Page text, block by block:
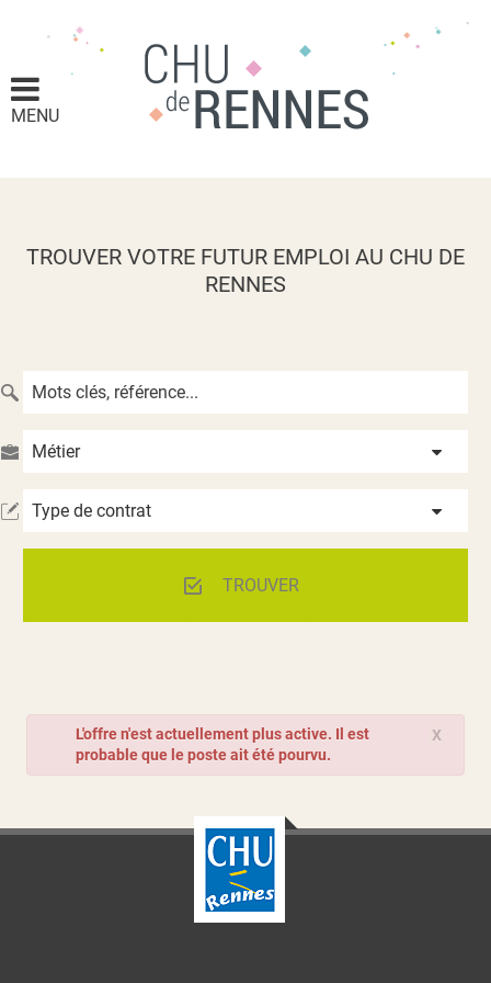
MENU
TROUVER VOTRE FUTUR EMPLOI AU CHU DE
RENNES
Métier
Type de contrat
TROUVER
X
L'offre n'est actuellement plus active. Il est
probable que le poste ait été pourvu.